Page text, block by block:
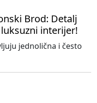
Brod: Detalj
interijer!
jednolična i često